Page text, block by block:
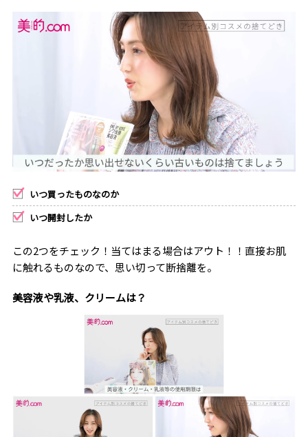
いつ買ったものなのか
いつ開封したか
この2つをチェック！当てはまる場合はアウト！！直接お肌
に触れるものなので、思い切って断捨離を。
美容液や乳液、クリームは？